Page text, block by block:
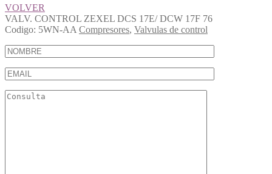
VOLVER
VALV. CONTROL ZEXEL DCS 17E/ DCW 17F 76
Codigo: 5WN-AA Compresores, Valvulas de control